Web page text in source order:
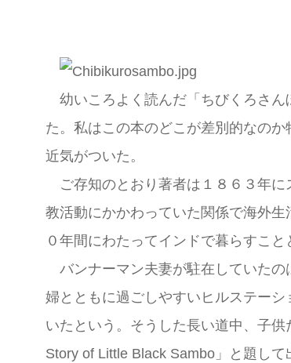
幼いころよく読んだ「ちびくろさん
た。私はこの本のどこが差別的なの
近気がついた。
ご存知のとおり著者は１８６３年に
教活動にかかわっていた関係で海外
０年間にわたってインドで暮らすこと
バンナーマン夫妻が駐在していたの
婦とともに過ごしやすいヒルステー
いたという。そうした長い道中、子
Story of Little Black Sambo」と題して